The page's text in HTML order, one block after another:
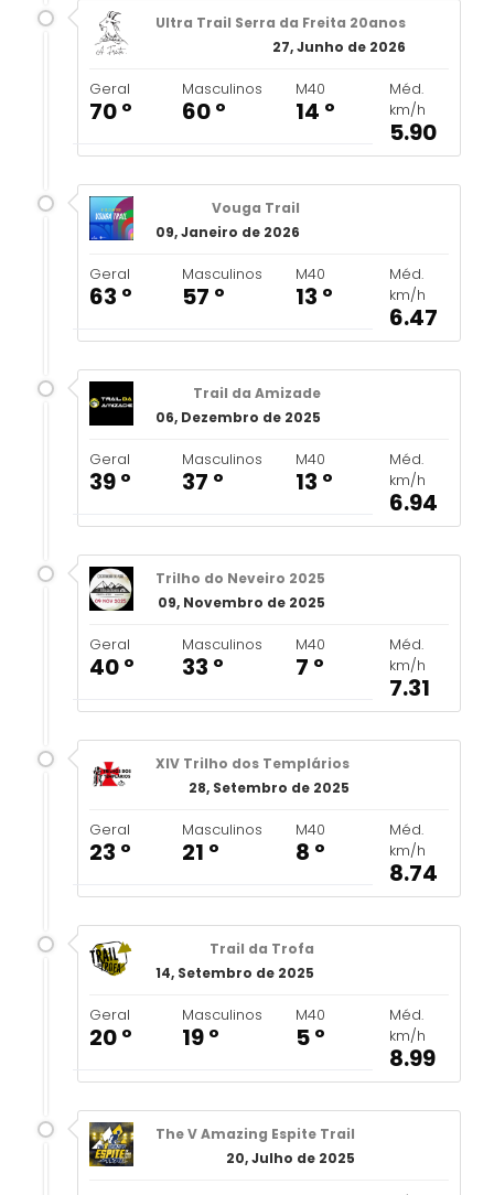
Ultra Trail Serra da Freita 20anos
27, Junho de 2026
Geral
70 º
Masculinos
60 º
M40
14 º
Méd.
km/h
5.90
Vouga Trail
09, Janeiro de 2026
Geral
63 º
Masculinos
57 º
M40
13 º
Méd.
km/h
6.47
Trail da Amizade
06, Dezembro de 2025
Geral
39 º
Masculinos
37 º
M40
13 º
Méd.
km/h
6.94
Trilho do Neveiro 2025
09, Novembro de 2025
Geral
40 º
Masculinos
33 º
M40
7 º
Méd.
km/h
7.31
XIV Trilho dos Templários
28, Setembro de 2025
Geral
23 º
Masculinos
21 º
M40
8 º
Méd.
km/h
8.74
Trail da Trofa
14, Setembro de 2025
Geral
20 º
Masculinos
19 º
M40
5 º
Méd.
km/h
8.99
The V Amazing Espite Trail
20, Julho de 2025